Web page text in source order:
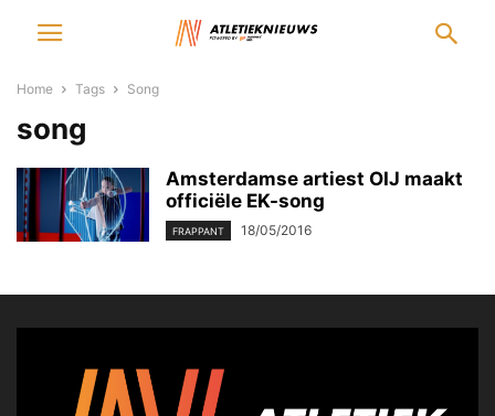
Home Tags Song
song
Amsterdamse artiest OIJ maakt
officiële EK-song
FRAPPANT 18/05/2016